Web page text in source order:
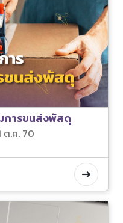
การขนส่งพัสดุ
ต.ค. 70